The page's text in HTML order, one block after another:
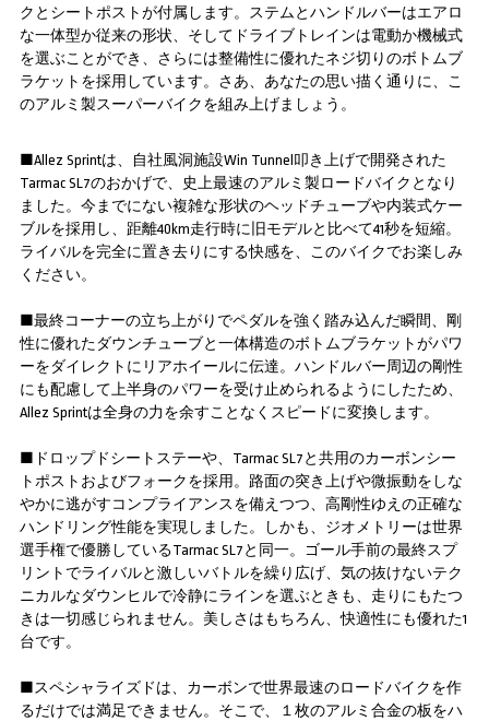
クとシートポストが付属します。ステムとハンドルバーはエアロ
な一体型か従来の形状、そしてドライブトレインは電動か機械式
を選ぶことができ、さらには整備性に優れたネジ切りのボトムブ
ラケットを採用しています。さあ、あなたの思い描く通りに、こ
のアルミ製スーパーバイクを組み上げましょう。
■Allez Sprintは、自社風洞施設Win Tunnel叩き上げで開発された
Tarmac SL7のおかげで、史上最速のアルミ製ロードバイクとなり
ました。今までにない複雑な形状のヘッドチューブや内装式ケー
ブルを採用し、距離40km走行時に旧モデルと比べて41秒を短縮。
ライバルを完全に置き去りにする快感を、このバイクでお楽しみ
ください。
■最終コーナーの立ち上がりでペダルを強く踏み込んだ瞬間、剛
性に優れたダウンチューブと一体構造のボトムブラケットがパワ
ーをダイレクトにリアホイールに伝達。ハンドルバー周辺の剛性
にも配慮して上半身のパワーを受け止められるようにしたため、
Allez Sprintは全身の力を余すことなくスピードに変換します。
■ドロップドシートステーや、Tarmac SL7と共用のカーボンシー
トポストおよびフォークを採用。路面の突き上げや微振動をしな
やかに逃がすコンプライアンスを備えつつ、高剛性ゆえの正確な
ハンドリング性能を実現しました。しかも、ジオメトリーは世界
選手権で優勝しているTarmac SL7と同一。ゴール手前の最終スプ
リントでライバルと激しいバトルを繰り広げ、気の抜けないテク
ニカルなダウンヒルで冷静にラインを選ぶときも、走りにもたつ
きは一切感じられません。美しさはもちろん、快適性にも優れた1
台です。
■スペシャライズドは、カーボンで世界最速のロードバイクを作
るだけでは満足できません。そこで、１枚のアルミ合金の板をハ